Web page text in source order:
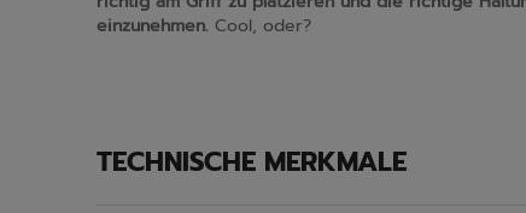
einzunehmen. Cool, oder?
TECHNISCHE MERKMALE